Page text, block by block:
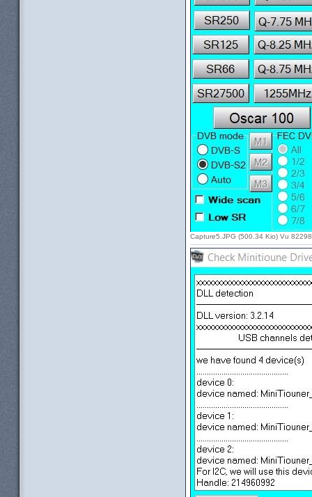
Capture5.JPG (500.34 Kio) Vu